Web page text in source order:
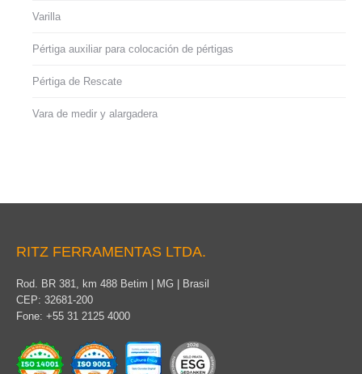
Varilla
Pértiga auxiliar para colocación de pértigas
Pértiga de Rescate
Vara de medir y alargadera
RITZ FERRAMENTAS LTDA.
Rod. BR 381, km 488 Betim | MG | Brasil
CEP: 32681-200
Fone: +55 31 2125 4000